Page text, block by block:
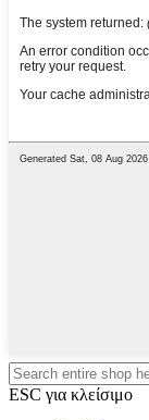
ESC για κλείσιμο